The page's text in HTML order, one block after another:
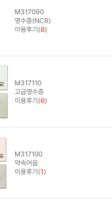
M317090
영수증(NCR)
이용후기(8)
M317110
고급영수증
이용후기(6)
M317100
약속어음
이용후기(1)